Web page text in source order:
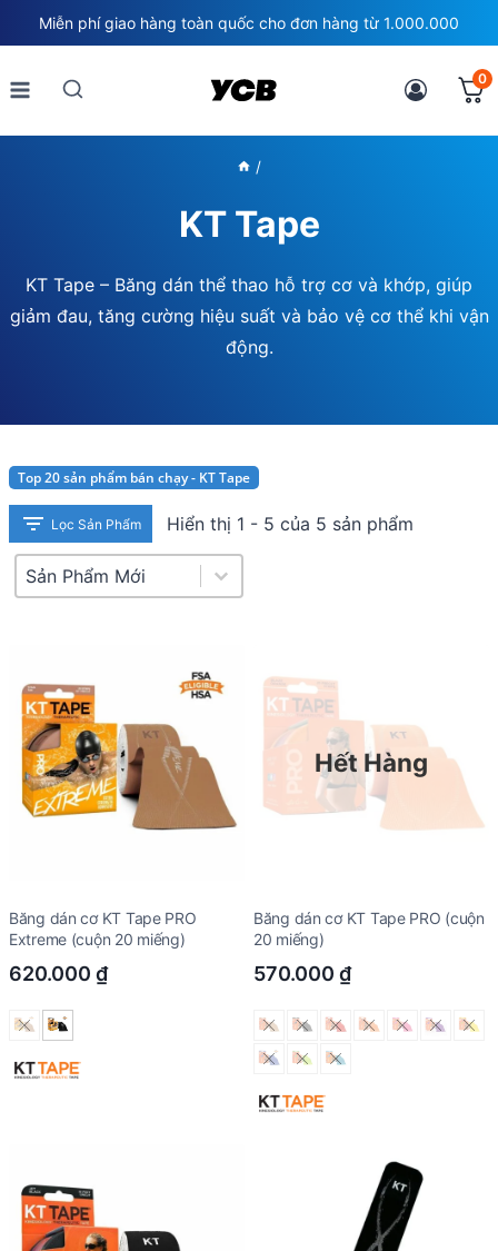
to
content
Miễn phí giao hàng toàn quốc cho đơn hàng từ 1.000.000
0
/
KT Tape
KT Tape – Băng dán thể thao hỗ trợ cơ và khớp, giúp
giảm đau, tăng cường hiệu suất và bảo vệ cơ thể khi vận
động.
Top 20 sản phẩm bán chạy - KT Tape
Lọc Sản Phẩm Hiển thị 1 - 5 của 5 sản phẩm
Product Sort
Sort content
Băng dán cơ KT Tape PRO
Extreme (cuộn 20 miếng)
620.000 ₫
Hết Hàng
Băng dán cơ KT Tape PRO (cuộn
20 miếng)
570.000 ₫